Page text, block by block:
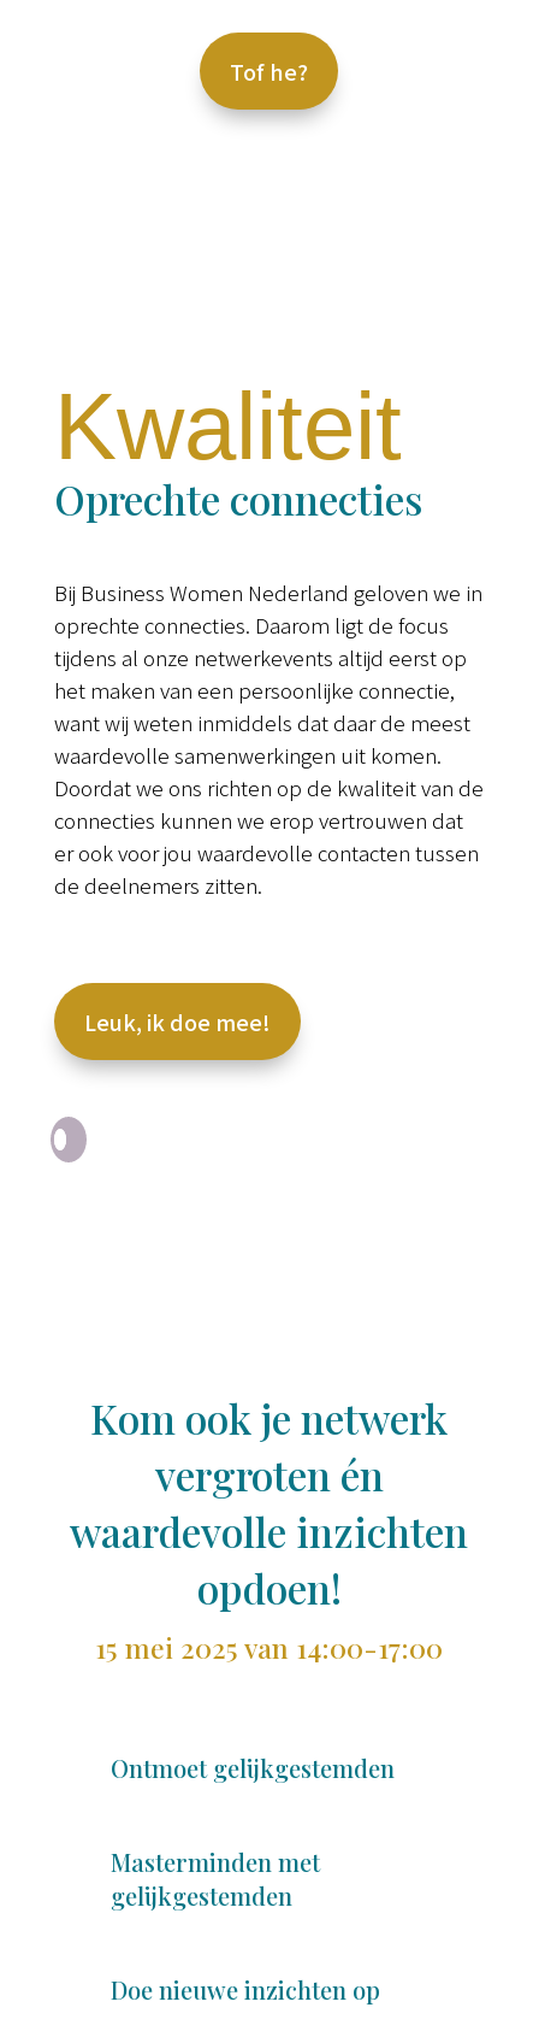
Tof he?
Kwaliteit
Oprechte connecties
Bij Business Women Nederland geloven we in
oprechte connecties. Daarom ligt de focus
tijdens al onze netwerkevents altijd eerst op
het maken van een persoonlijke connectie,
want wij weten inmiddels dat daar de meest
waardevolle samenwerkingen uit komen.
Doordat we ons richten op de kwaliteit van de
connecties kunnen we erop vertrouwen dat
er ook voor jou waardevolle contacten tussen
de deelnemers zitten.
Leuk, ik doe mee!
Kom ook je netwerk
vergroten én
waardevolle inzichten
opdoen!
15 mei 2025 van 14:00-17:00
Ontmoet gelijkgestemden
Masterminden met
gelijkgestemden
Doe nieuwe inzichten op